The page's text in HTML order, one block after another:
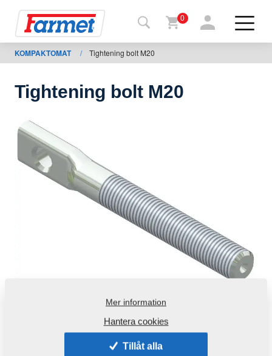
Farmet
shop
Mina
maskiner
0
KOMPAKTOMAT / Tightening bolt M20
Tightening bolt M20
Mer information
Hantera cookies
Tillåt alla